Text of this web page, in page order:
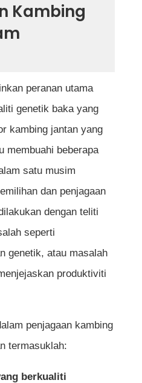
Diberikan
Kambing Jantan
yang Sesuai
dan Pencegahan
yang Efektif
Kambing
peranan utama
genetik baka yang
kambing jantan yang
membuahi beberapa
satu musim
dan penjagaan
dengan teliti
seperti
genetik, atau masalah
produktiviti
penjagaan kambing
termasuklah:
berkualiti